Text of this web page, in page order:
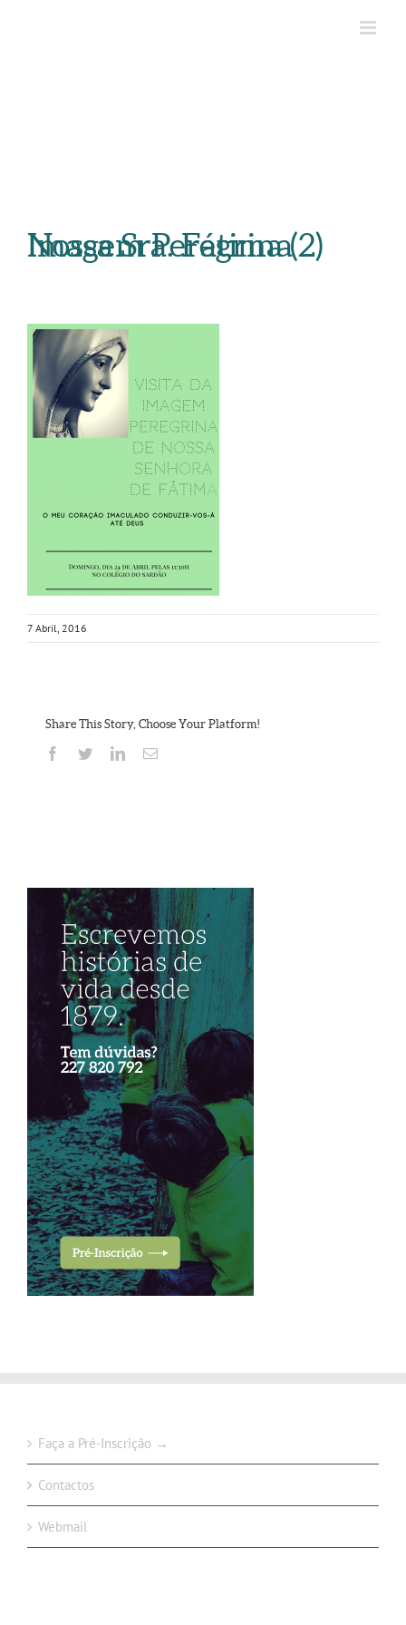
Imagem Peregrina Nossa Sra. Fátima (2)
7 Abril, 2016
Share This Story, Choose Your Platform!
Facebook
TwitterLinkedinEmail
Faça a Pré-Inscrição →
Contactos
Webmail